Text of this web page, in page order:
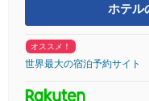
ホテル
オススメ！
世界最大の宿泊予約サイト